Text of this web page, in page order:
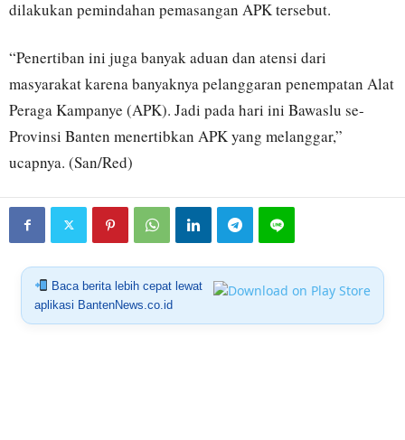
dilakukan pemindahan pemasangan APK tersebut.
“Penertiban ini juga banyak aduan dan atensi dari
masyarakat karena banyaknya pelanggaran penempatan Alat
Peraga Kampanye (APK). Jadi pada hari ini Bawaslu se-
Provinsi Banten menertibkan APK yang melanggar,”
ucapnya. (San/Red)
Baca berita lebih cepat lewat
aplikasi BantenNews.co.id